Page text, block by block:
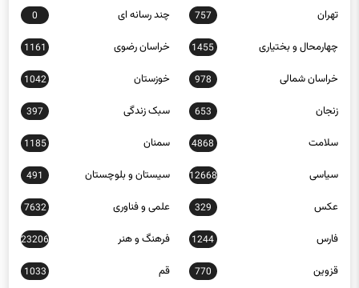
چهارمحال و بختیاری 1455 خراسان رضوی 1161
خراسان شمالی 978 خوزستان 1042
زنجان 653 سبک زندگی 397
سلامت 4868 سمنان 1185
سیاسی 12668 سیستان و بلوچستان 491
عکس 329 علمی و فناوری 7632
فارس 1244 فرهنگ و هنر 23206
قزوین 770 قم 1033
کاریکاتور 452 کردستان 940